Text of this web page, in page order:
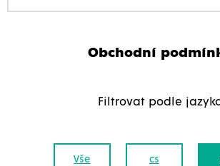
Obchodní
Filtrovat podle
Vše cs